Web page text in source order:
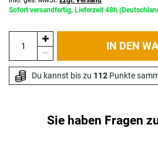
Sofort versandfertig, Lieferzeit 48h
IN DEN
Du kannst bis zu 112 Punkte
Sie haben Fragen